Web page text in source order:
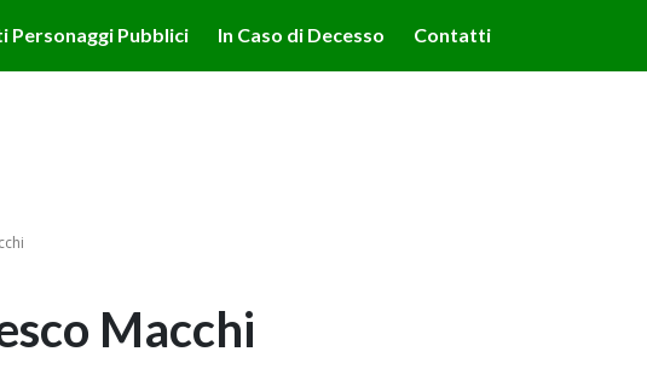
Personaggi Pubblici In Caso di Decesso Contatti
Macchi
all'uso dei cookie. Ulteriori informazioni